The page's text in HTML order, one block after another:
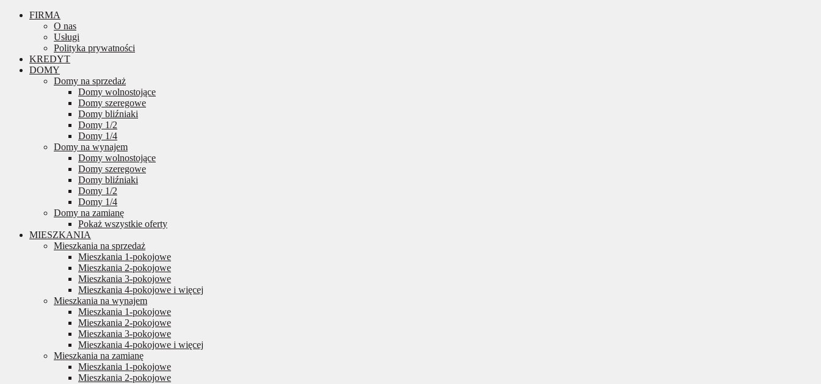
FIRMA
O nas
Usługi
Polityka prywatności
KREDYT
DOMY
Domy na sprzedaż
Domy wolnostojące
Domy szeregowe
Domy bliźniaki
Domy 1/2
Domy 1/4
Domy na wynajem
Domy wolnostojące
Domy szeregowe
Domy bliźniaki
Domy 1/2
Domy 1/4
Domy na zamianę
Pokaż wszystkie oferty
MIESZKANIA
Mieszkania na sprzedaż
Mieszkania 1-pokojowe
Mieszkania 2-pokojowe
Mieszkania 3-pokojowe
Mieszkania 4-pokojowe i więcej
Mieszkania na wynajem
Mieszkania 1-pokojowe
Mieszkania 2-pokojowe
Mieszkania 3-pokojowe
Mieszkania 4-pokojowe i więcej
Mieszkania na zamianę
Mieszkania 1-pokojowe
Mieszkania 2-pokojowe